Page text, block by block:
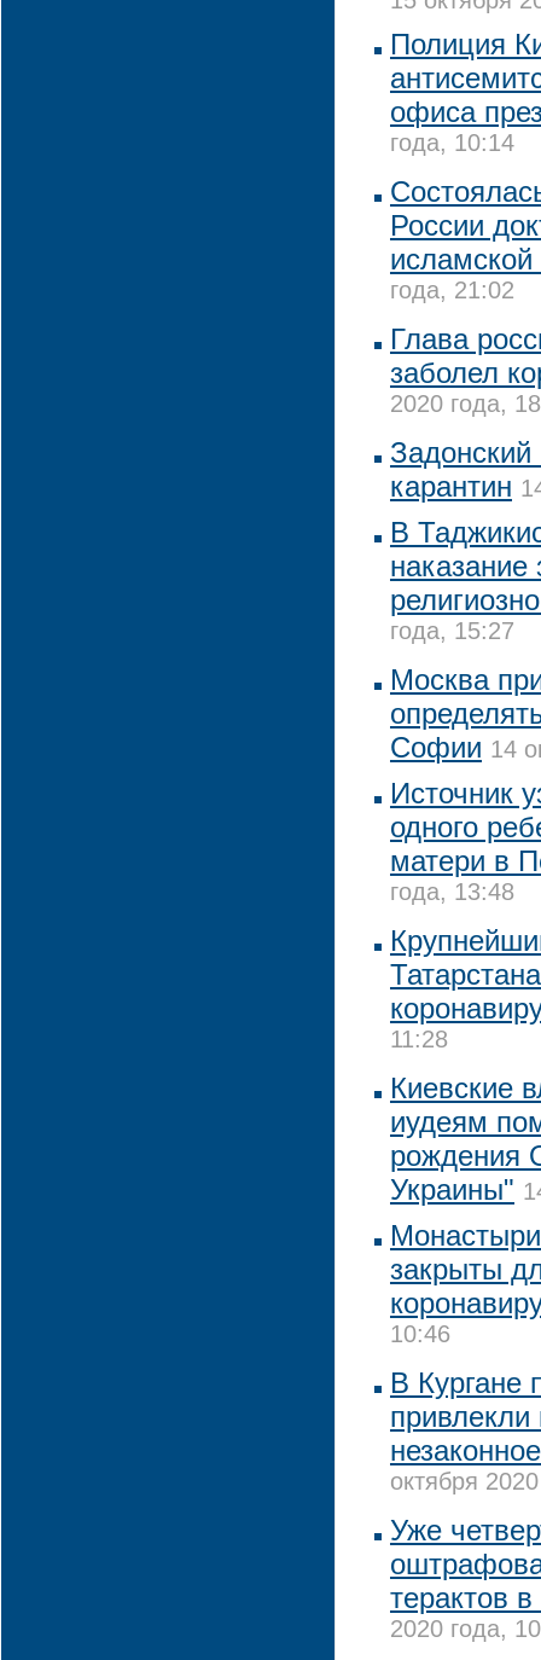
Полиция
офиса
года, 10:14
России
исламской
года, 21:02
Глава
заболел
2020 года,
карантин
В
наказание
года, 15:27
Москва
Софии 14
Источник
одного
матери в
года, 13:48
11:28
Киевские
иудеям
рождения
Украины"
закрыты
10:46
В Кургане
привлекли
октября
Уже
терактов
2020 года,